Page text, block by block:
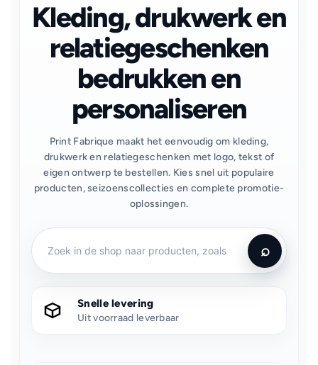
Kleding, drukwerk en
relatiegeschenken
bedrukken en
personaliseren
Print Fabrique maakt het eenvoudig om kleding,
drukwerk en relatiegeschenken met logo, tekst of
eigen ontwerp te bestellen. Kies snel uit populaire
producten, seizoenscollecties en complete promotie-
oplossingen.
Snelle levering
Uit voorraad leverbaar